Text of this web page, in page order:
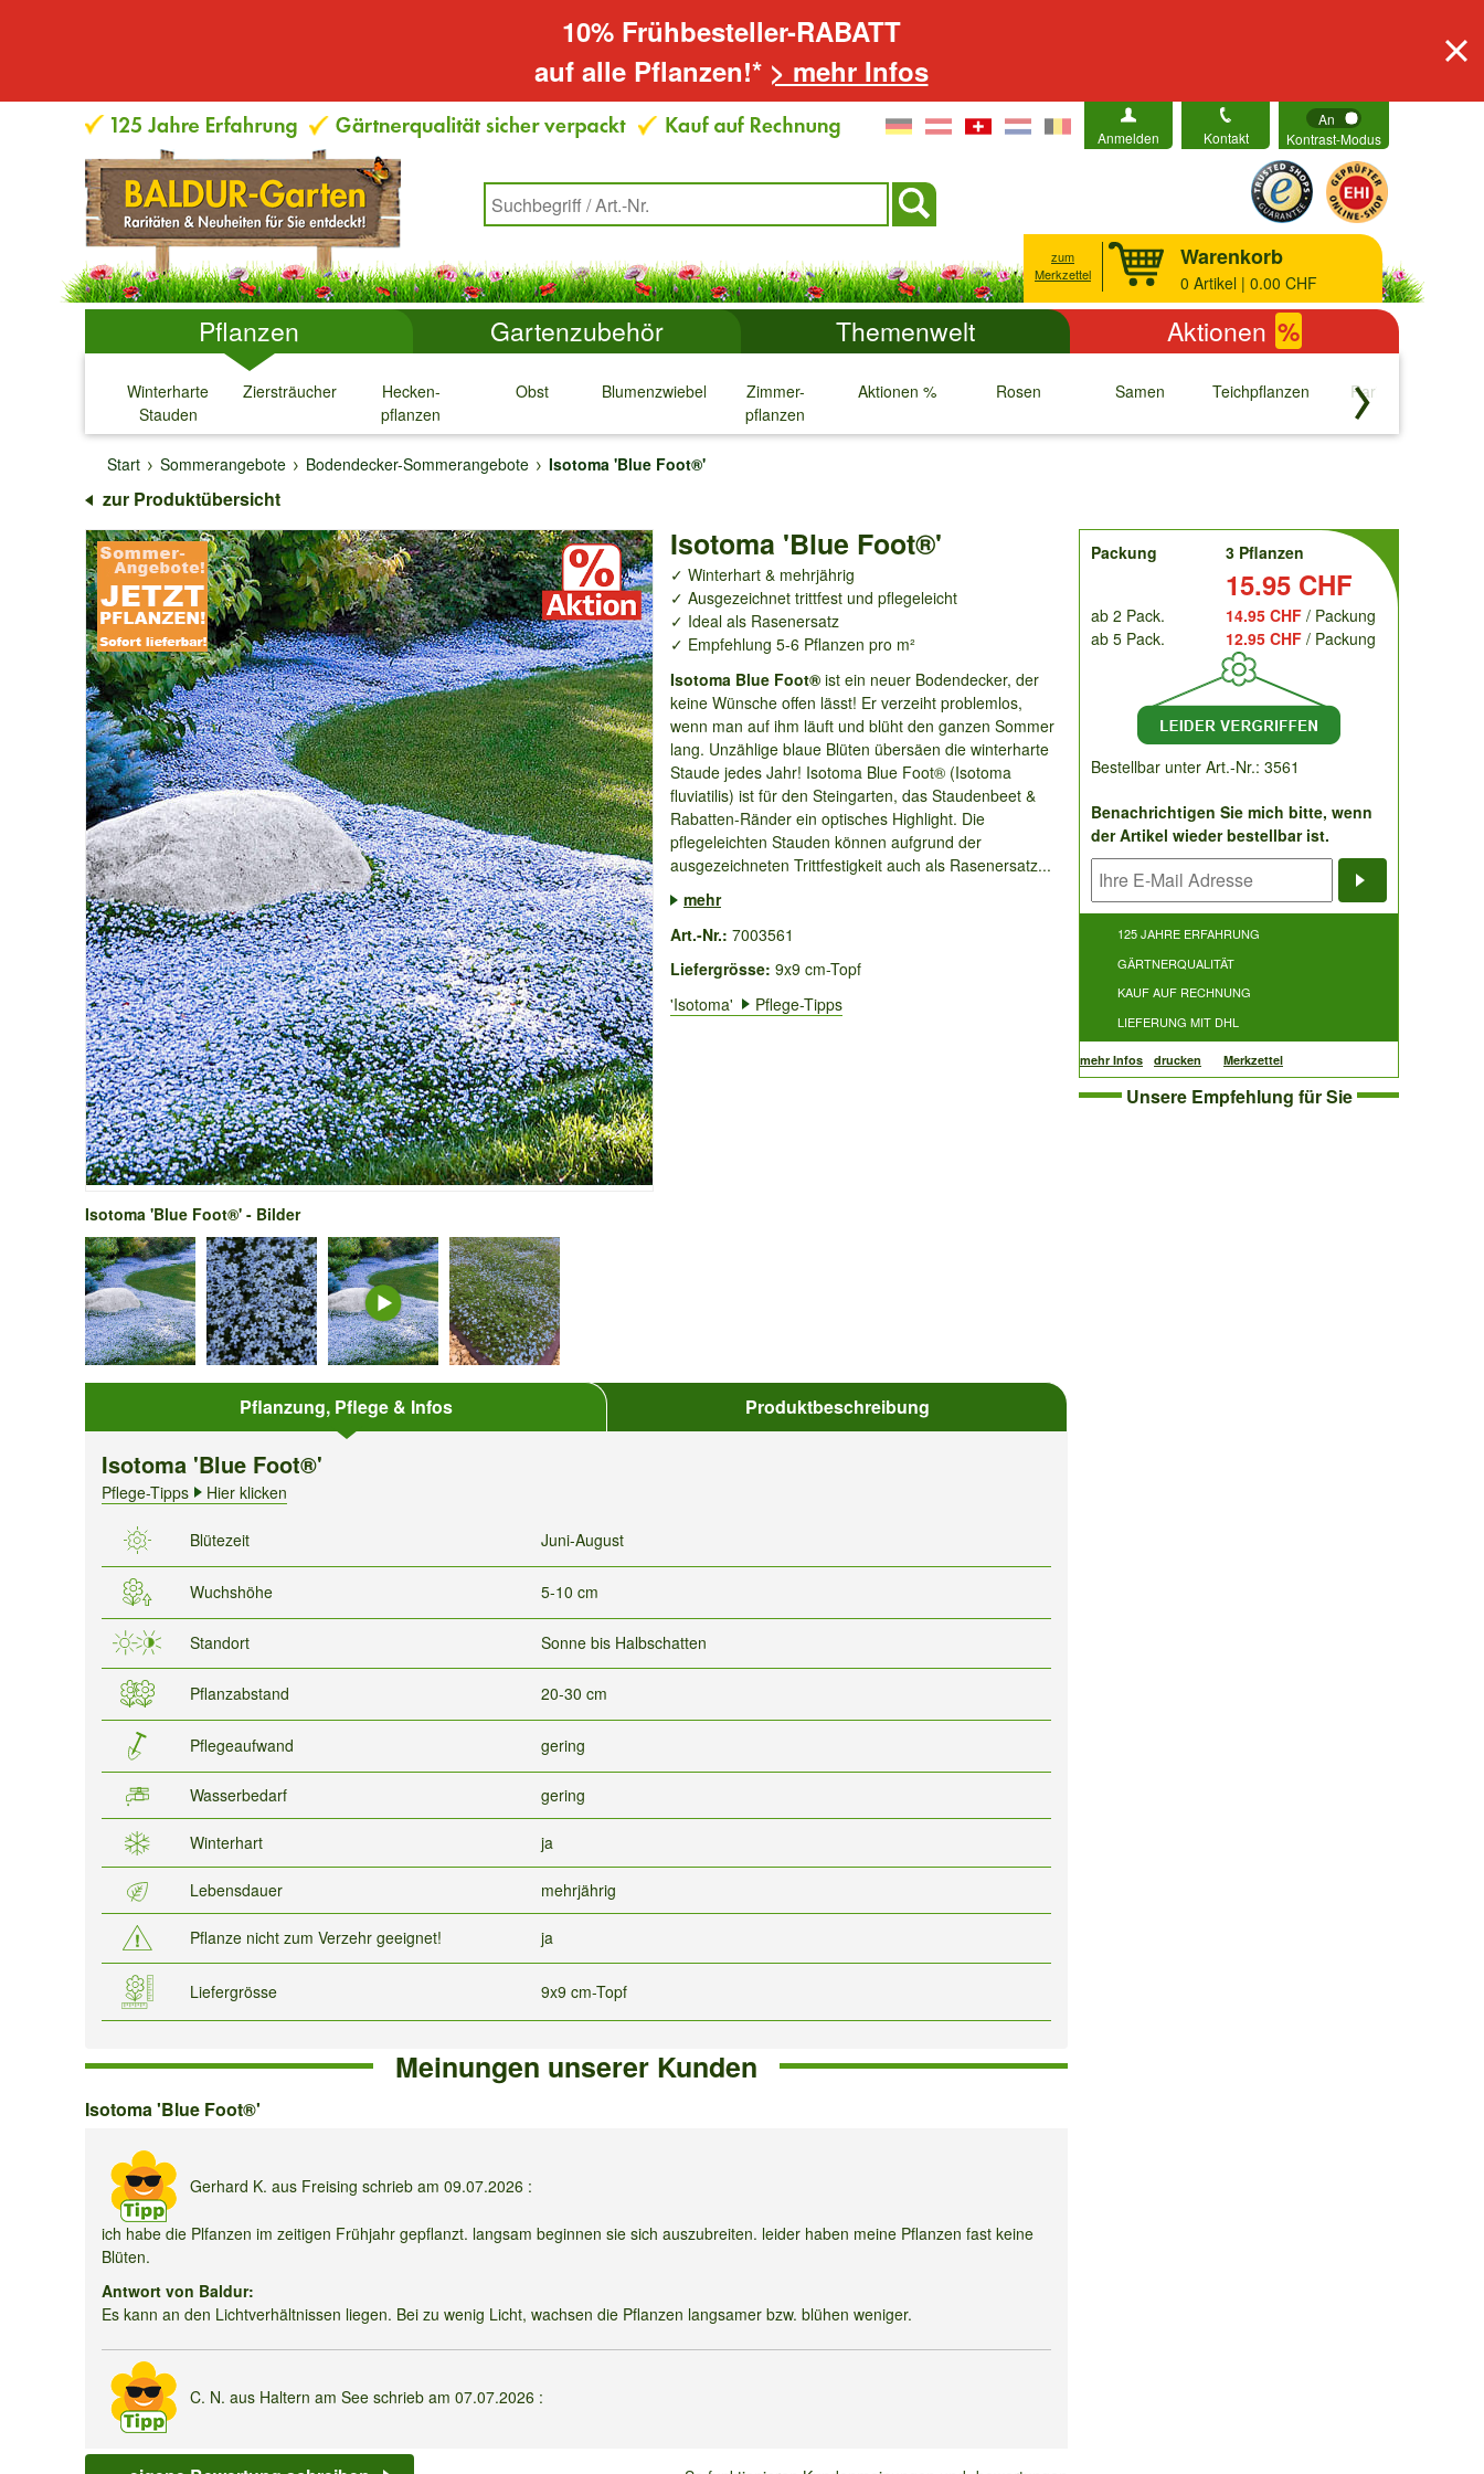
10% Frühbesteller-RABATT
auf alle Pflanzen!* > mehr Infos
Anmelden Kontakt
An
Kontrast-Modus
zum
Merkzettel
Warenkorb
0 Artikel | 0.00 CHF
Pflanzen Gartenzubehör Themenwelt Aktionen %
Winterharte
Stauden
↓
Ziersträucher
↓
Hecken-
pflanzen
↓
Obst
↓
Blumenzwiebeln
↓
Zimmer-
pflanzen
↓
Aktionen %
↓
Rosen
↓
Samen
↓
Teichpflanzen
↓
Raritäten
↓
Start
Sommerangebote Bodendecker-Sommerangebote Isotoma 'Blue Foot®'
zur Produktübersicht
Isotoma 'Blue Foot®'
✓ Winterhart & mehrjährig
✓ Ausgezeichnet trittfest und pflegeleicht
✓ Ideal als Rasenersatz
✓ Empfehlung 5-6 Pflanzen pro m²
Isotoma Blue Foot®ist ein neuer Bodendecker, der
keine Wünsche offen lässt! Er verzeiht problemlos,
wenn man auf ihm läuft und blüht den ganzen Sommer
lang. Unzählige blaue Blüten übersäen die winterharte
Staude jedes Jahr! Isotoma Blue Foot® (Isotoma
fluviatilis) ist für den Steingarten, das Staudenbeet &
Rabatten-Ränder ein optisches Highlight. Die
pflegeleichten Stauden können aufgrund der
ausgezeichneten Trittfestigkeit auch als Rasenersatz...
mehr
Art.-Nr.: 7003561
Liefergrösse: 9x9 cm-Topf
'Isotoma'
Pflege-Tipps
Isotoma 'Blue Foot®' - Bilder
Pflanzung, Pflege & Infos Produktbeschreibung
Isotoma 'Blue Foot®'
Pflege-Tipps Hier klicken
Blütezeit Juni-August
Wuchshöhe 5-10 cm
Standort Sonne bis Halbschatten
Pflanzabstand 20-30 cm
Pflegeaufwand gering
Wasserbedarf gering
Winterhart ja
Lebensdauer mehrjährig
Pflanze nicht zum Verzehr geeignet! ja
Liefergrösse 9x9 cm-Topf
Meinungen unserer Kunden
Isotoma
Foot®'
Isotoma 'Blue Foot®'
Gerhard K. aus Freising schrieb am 09.07.2026 :
ich habe die Plfanzen im zeitigen Frühjahr gepflanzt. langsam beginnen sie sich auszubreiten. leider haben meine Pflanzen fast keine
Blüten.
Antwort von Baldur:
Es kann an den Lichtverhältnissen liegen. Bei zu wenig Licht, wachsen die Pflanzen langsamer bzw. blühen weniger.
C. N. aus Haltern am See schrieb am 07.07.2026 :
order
Packung
3 Pflanzen
15.95 CHF
ab 2 Pack. 14.95 CHF / Packung
ab 5 Pack.
12.95 CHF / Packung
Bestellbar unter Art.-Nr.: 3561
Benachrichtigen Sie mich bitte, wenn
der Artikel wieder bestellbar ist.
125 JAHRE ERFAHRUNG
GÄRTNERQUALITÄT
KAUF AUF RECHNUNG
LIEFERUNG MIT DHL
mehr Infos drucken Merkzettel
Unsere Empfehlung für Sie